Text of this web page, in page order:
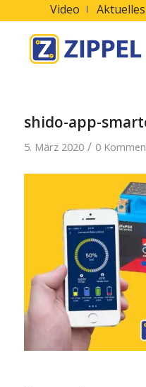
Video Aktuelles
shido-app-
5. März 2020 / 0